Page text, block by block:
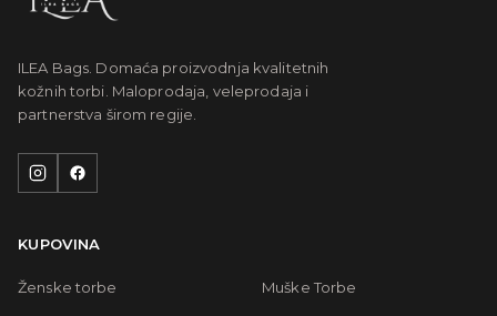
ILEA Bags. Domaća proizvodnja kvalitetnih
kožnih torbi. Maloprodaja, veleprodaja i
partnerstva širom regije.
KUPOVINA
Ženske torbe Muške Torbe